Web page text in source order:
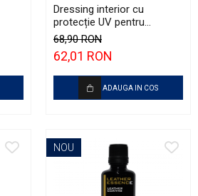
Dressing interior cu
protecție UV pentru
plastice - Shiny Garage
Interior Plastic Matt
(500ml)
68,90 RON
62,01 RON
ADAUGA IN COS
NOU